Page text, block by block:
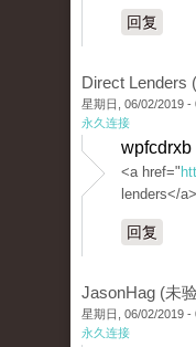
回复
Direct Lenders
星期日, 06/02/2019 -
永久连接
wpfcdrxb
<a href="
lenders</a>
回复
JasonHag (未
星期日, 06/02/2019 -
永久连接